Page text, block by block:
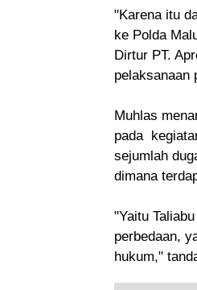
"Karena itu
ke Polda
Dirtur PT.
pelaksanaan
Muhlas
pada
sejumlah
dimana
"Yaitu
perbedaan,
hukum,"